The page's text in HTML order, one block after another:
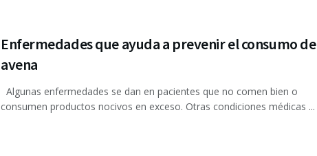
Enfermedades que ayuda a prevenir el consumo de
avena
Algunas enfermedades se dan en pacientes que no comen bien o
consumen productos nocivos en exceso. Otras condiciones médicas ...